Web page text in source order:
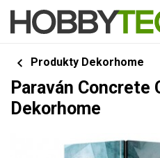
Produkty Dekorhome
Paraván Concrete
Dekorhome